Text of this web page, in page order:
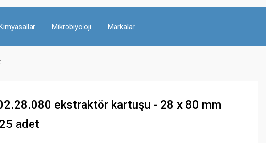
Mikrobiyoloji Markalar
ekstraktör kartuşu - 28 x 80 mm
adet